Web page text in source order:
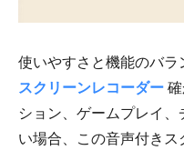
使いやすさと機能のバラ
スクリーンレコーダー
ション、ゲームプレイ
い場合、この音声付き